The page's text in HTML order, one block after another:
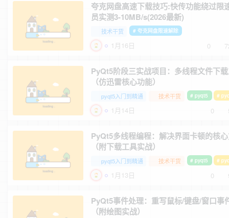
夸克网盘高速下载技巧:快传功能绕过限
员实测3-10MB/s(2026最新)
技术干货 # 夸克网盘限速解除
1月16日 0
PyQt5阶段三实战项目：多线程文件下
（仿迅雷核心功能）
pyqt5入门到精通 技术干货 # pyqt5 #
1月14日 0
PyQt5多线程编程：解决界面卡顿的核
（附下载工具实战）
pyqt5入门到精通 技术干货 # pyqt5 #
1月13日 0
PyQt5事件处理：重写鼠标/键盘/窗口事
（附绘图实战）